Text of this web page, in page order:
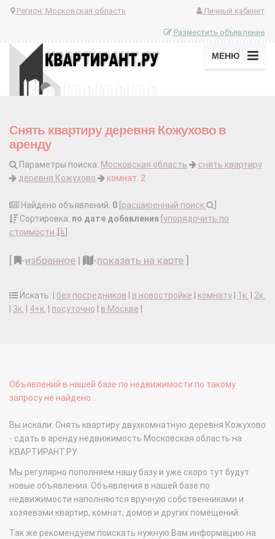
Регион: Московская область Личный кабинет
Разместить объявление
МЕНЮ
Снять квартиру деревня Кожухово в
аренду
Параметры поиска: Московская область
снять квартиру
деревня Кожухово
комнат: 2
Найдено объявлений: 0 расширенный поиск
Сортировка: по дате добавления упорядочить по
стоимости
-избранное | -показать на карте
Искать: | без посредников в новостройке комнату 1к.
2к.
3к. 4+к. посуточно в Москве
Объявлений в нашей базе по недвижимости по такому
запросу не найдено...
Вы искали: Снять квартиру двухкомнатную деревня Кожухово
- сдать в аренду недвижимость Московская область на
КВАРТИРАНТ.РУ
Мы регулярно пополняем нашу базу и уже скоро тут будут
новые объявления. Объявления в нашей базе по
недвижимости наполняются вручную собственниками и
хозяевами квартир, комнат, домов и других помещений.
Так же рекомендуем поискать нужную Вам информацию на